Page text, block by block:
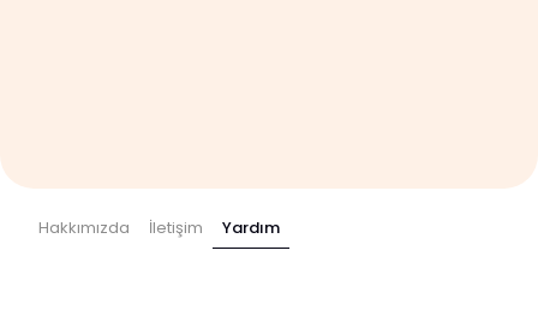
Hakkımızda İletişim Yardım